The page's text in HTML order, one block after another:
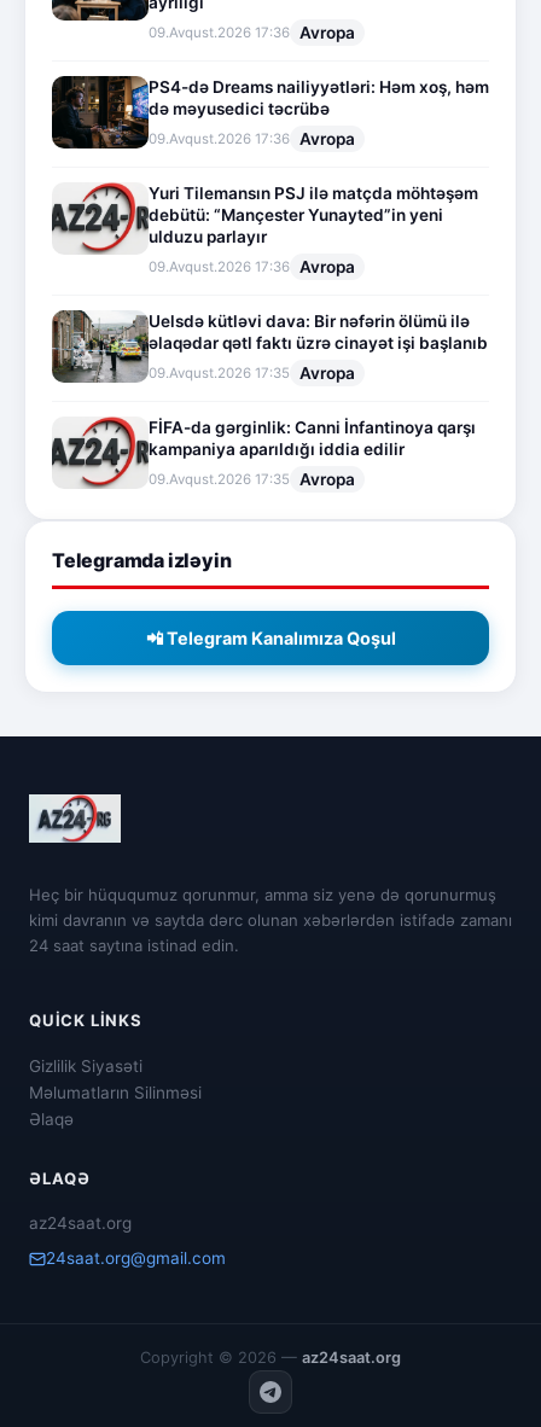
09.Avqust.2026 17:36 Avropa
PS4-də Dreams nailiyyətləri: Həm xoş, həm
də məyusedici təcrübə
09.Avqust.2026 17:36 Avropa
Yuri Tilemansın PSJ ilə matçda möhtəşəm
debütü: “Mançester Yunayted”in yeni
ulduzu parlayır
09.Avqust.2026 17:36 Avropa
Uelsdə kütləvi dava: Bir nəfərin ölümü ilə
əlaqədar qətl faktı üzrə cinayət işi başlanıb
09.Avqust.2026 17:35 Avropa
FİFA-da gərginlik: Canni İnfantinoya qarşı
kampaniya aparıldığı iddia edilir
09.Avqust.2026 17:35 Avropa
Telegramda izləyin
📲 Telegram Kanalımıza Qoşul
Heç bir hüququmuz qorunmur, amma siz yenə də qorunurmuş
kimi davranın və saytda dərc olunan xəbərlərdən istifadə zamanı
24 saat saytına istinad edin.
QUICK LINKS
Gizlilik Siyasəti
Məlumatların Silinməsi
Əlaqə
ƏLAQƏ
az24saat.org
24saat.org@gmail.com
Copyright © 2026 — az24saat.org